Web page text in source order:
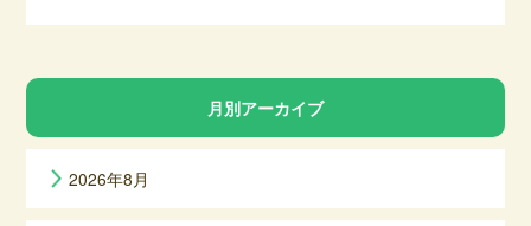
月別アーカイブ
2026年8月